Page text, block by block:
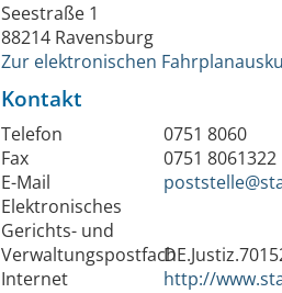
Seestraße 1
88214 Ravensburg
Zur elektronischen
Kontakt
Telefon
0751 8060
Fax
0751 8061322
E-Mail
Elektronisches
Gerichts- und
Verwaltungspostfach
Internet
http://